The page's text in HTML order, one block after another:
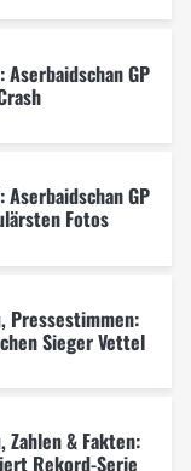
Aserbaidschan GP
Aserbaidschan GP
Fotos
Pressestimmen:
Sieger Vettel
Zahlen & Fakten:
Rekord-Serie